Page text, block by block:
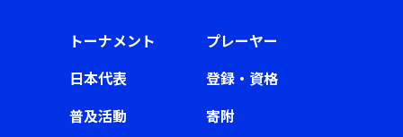
トーナメント
プレーヤー
日本代表
登録・資格
普及活動
寄附